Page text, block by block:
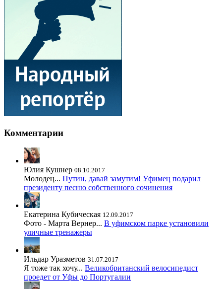
Комментарии
Юлия Кушнер 08.10.2017
Молодец... Путин, давай замутим! Уфимец подарил
президенту песню собственного сочинения
Екатерина Кубическая 12.09.2017
Фото - Марта Вернер... В уфимском парке установили
уличные тренажеры
Ильдар Уразметов 31.07.2017
Я тоже так хочу... Великобританский велосипедист
проедет от Уфы до Португалии